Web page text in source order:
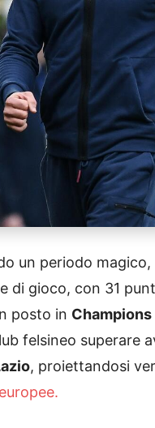
un periodo
di gioco, con 31
posto in Champions
felsineo superare
, proiettandosi